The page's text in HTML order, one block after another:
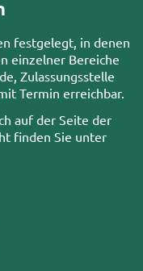
festgelegt, in denen
einzelner Bereiche
Zulassungsstelle
Termin erreichbar.
auf der Seite der
finden Sie unter